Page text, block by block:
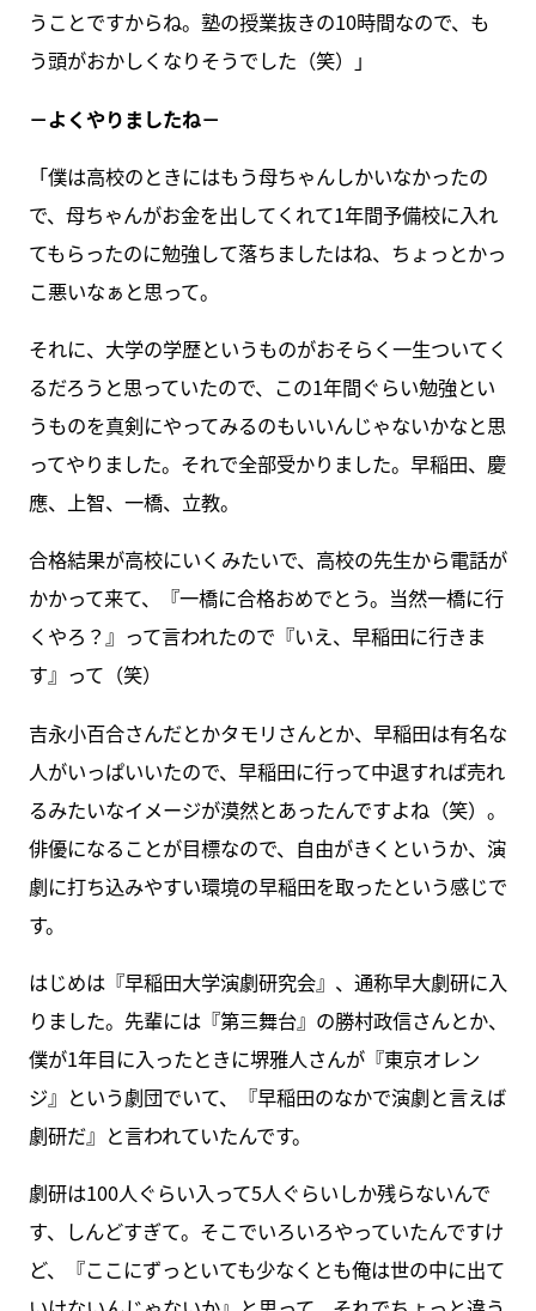
うことですからね。塾の授業抜きの10時間なので、も
う頭がおかしくなりそうでした（笑）」
－よくやりましたね－
「僕は高校のときにはもう母ちゃんしかいなかったの
で、母ちゃんがお金を出してくれて1年間予備校に入れ
てもらったのに勉強して落ちましたはね、ちょっとかっ
こ悪いなぁと思って。
それに、大学の学歴というものがおそらく一生ついてく
るだろうと思っていたので、この1年間ぐらい勉強とい
うものを真剣にやってみるのもいいんじゃないかなと思
ってやりました。それで全部受かりました。早稲田、慶
應、上智、一橋、立教。
合格結果が高校にいくみたいで、高校の先生から電話が
かかって来て、『一橋に合格おめでとう。当然一橋に行
くやろ？』って言われたので『いえ、早稲田に行きま
す』って（笑）
吉永小百合さんだとかタモリさんとか、早稲田は有名な
人がいっぱいいたので、早稲田に行って中退すれば売れ
るみたいなイメージが漠然とあったんですよね（笑）。
俳優になることが目標なので、自由がきくというか、演
劇に打ち込みやすい環境の早稲田を取ったという感じで
す。
はじめは『早稲田大学演劇研究会』、通称早大劇研に入
りました。先輩には『第三舞台』の勝村政信さんとか、
僕が1年目に入ったときに堺雅人さんが『東京オレン
ジ』という劇団でいて、『早稲田のなかで演劇と言えば
劇研だ』と言われていたんです。
劇研は100人ぐらい入って5人ぐらいしか残らないんで
す、しんどすぎて。そこでいろいろやっていたんですけ
ど、『ここにずっといても少なくとも俺は世の中に出て